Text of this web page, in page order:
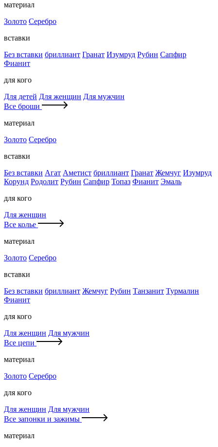
материал
Золото Серебро
вставки
Без вставки бриллиант Гранат Изумруд Рубин Сапфир
Фианит
для кого
Для детей Для женщин Для мужчин
Все броши
материал
Золото Серебро
вставки
Без вставки Агат Аметист бриллиант Гранат Жемчуг Изумруд
Корунд Родолит Рубин Сапфир Топаз Фианит Эмаль
для кого
Для женщин
Все колье
материал
Золото Серебро
вставки
Без вставки бриллиант Жемчуг Рубин Танзанит Турмалин
Фианит
для кого
Для женщин Для мужчин
Все цепи
материал
Золото Серебро
для кого
Для женщин Для мужчин
Все запонки и зажимы
материал